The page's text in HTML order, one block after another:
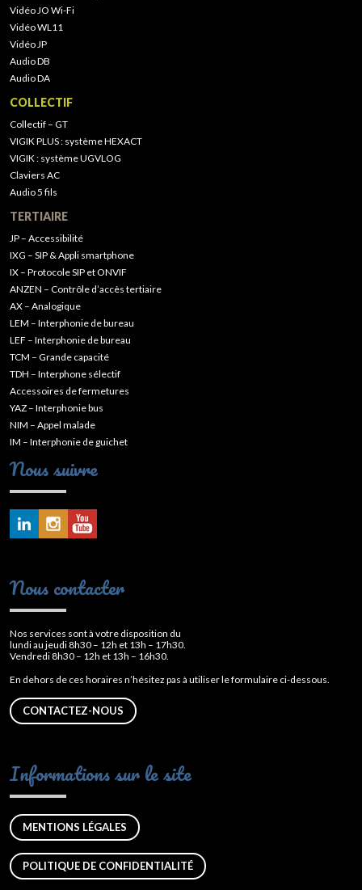
Vidéo JO Wi-Fi
Vidéo WL11
Vidéo JP
Audio DB
Audio DA
COLLECTIF
Collectif – GT
VIGIK PLUS : système HEXACT
VIGIK : système UGVLOG
Claviers AC
Audio 5 fils
TERTIAIRE
JP – Accessibilité
IXG – SIP & Appli smartphone
IX – Protocole SIP et ONVIF
ANZEN – Contrôle d’accès tertiaire
AX – Analogique
LEM – Interphonie de bureau
LEF – Interphonie de bureau
TCM – Grande capacité
TDH – Interphone sélectif
Accessoires de fermetures
YAZ – Interphonie bus
NIM – Appel malade
IM – Interphonie de guichet
Nous suivre
Nous contacter
Nos services sont à votre disposition du
lundi au jeudi 8h30 – 12h et 13h – 17h30.
Vendredi 8h30 – 12h et 13h – 16h30.
En dehors de ces horaires n’hésitez pas à utiliser le formulaire ci-dessous.
CONTACTEZ-NOUS
Informations sur le site
MENTIONS LÉGALES
POLITIQUE DE CONFIDENTIALITÉ